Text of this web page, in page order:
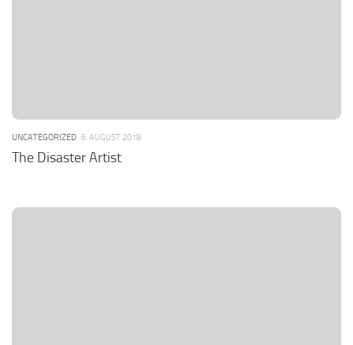
UNCATEGORIZED 6. AUGUST 2018
The Disaster Artist